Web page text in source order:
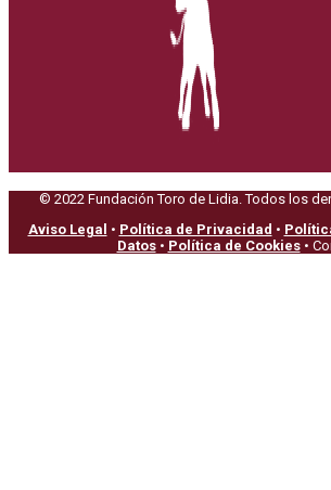
© 2022 Fundación Toro de Lidia. Todos los
Aviso Legal • Política de Privacidad •
Datos• Política de Cookies•